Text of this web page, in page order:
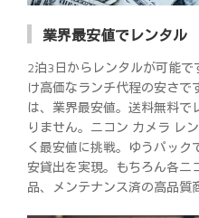
業界最安値でレンタル
2泊3日からレンタルが可能
け高価なランチ代程の安さ
は、業界最安値。送料無料で
りません。ニコン カメラ レ
く最安値に挑戦。ゆうパック
安貸出を実現。もちろん各ニ
品、メンテナンス済の高品質